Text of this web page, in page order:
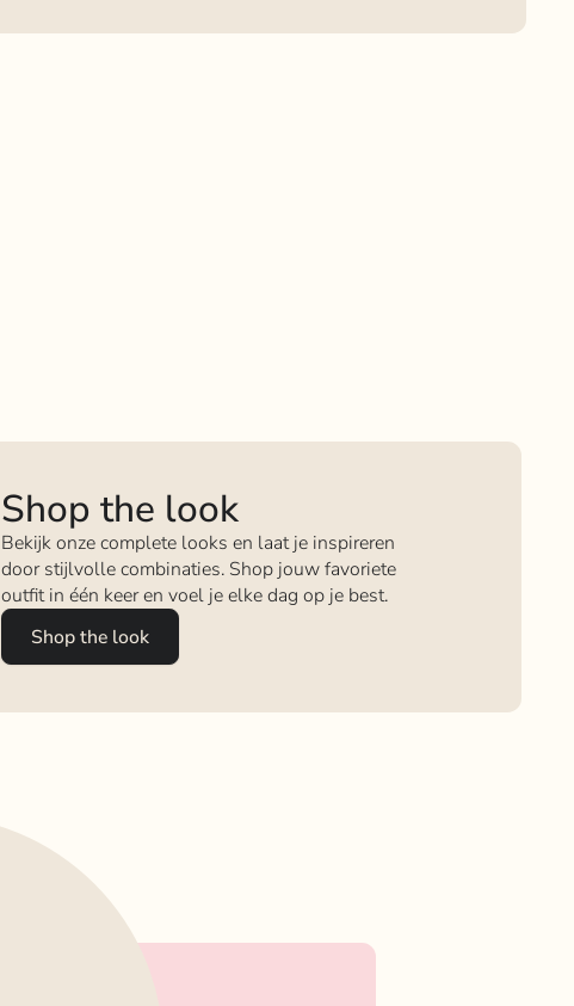
Shop the look
Bekijk onze complete looks en laat je inspireren
door stijlvolle combinaties. Shop jouw favoriete
outfit in één keer en voel je elke dag op je best.
Shop the look